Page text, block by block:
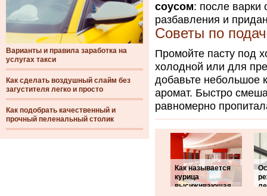
Варианты и правила заработка на
услугах такси
Как сделать воздушный слайм без
загустителя легко и просто
Как подобрать качественный и
прочный пеленальный столик
соусом: после варки
разбавления и
Советы по
Промойте пасту под
холодной или для
добавьте небольшое
аромат. Быстро
равномерно
Как называется
курица
высиживающая